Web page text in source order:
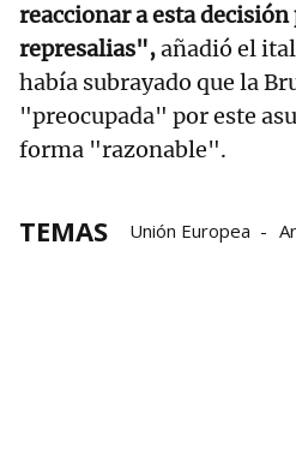
reaccionar a esta
represalias",añadió el
había subrayado que la
"preocupada" por este
forma "razonable".
TEMAS Unión Europea